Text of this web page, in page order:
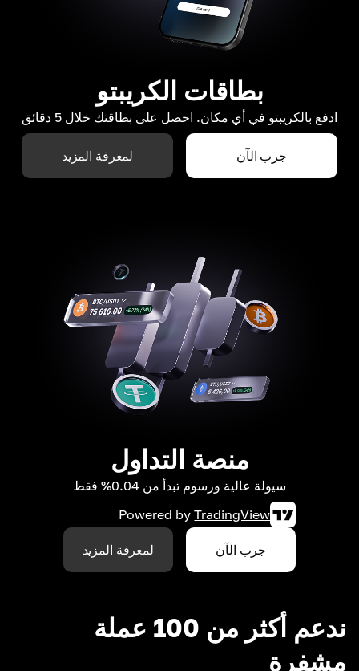
بطاقات الكريبتو
ادفع بالكريبتو في أي مكان. احصل على بطاقتك خلال 5 دقائق
جرب الآن لمعرفة المزيد
منصة التداول
سيولة عالية ورسوم تبدأ من 0.04% فقط
Powered by TradingView
جرب الآن لمعرفة المزيد
ندعم أكثر من 100 عملة
مشفرة